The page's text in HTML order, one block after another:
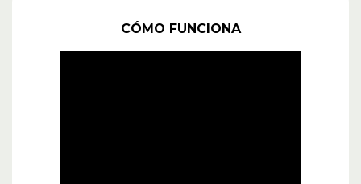
CÓMO FUNCIONA